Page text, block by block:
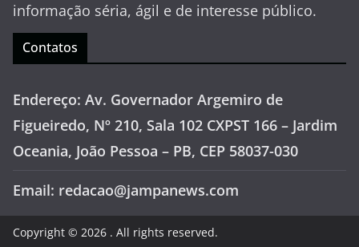
informação séria, ágil e de interesse público.
Contatos
Endereço: Av. Governador Argemiro de
Figueiredo, Nº 210, Sala 102 CXPST 166 – Jardim
Oceania, João Pessoa – PB, CEP 58037-030
Email: redacao@jampanews.com
Copyright © 2026 . All rights reserved.